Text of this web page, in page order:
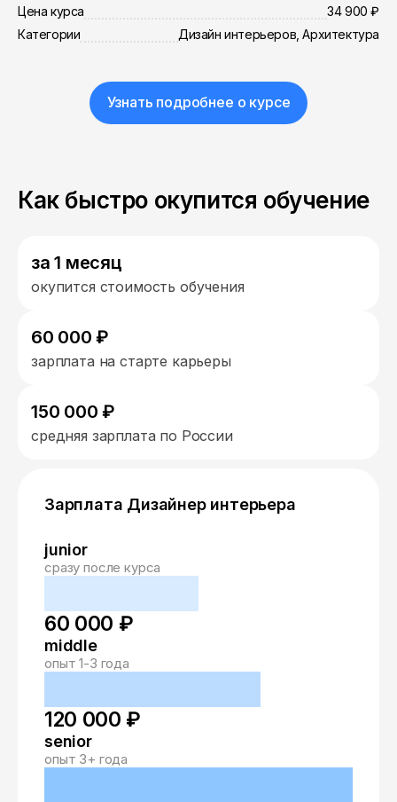
Цена курса
34 900 ₽
Категории
Дизайн интерьеров, Архитектура
Узнать подробнее о курсе
Как быстро окупится обучение
за 1 месяц
окупится стоимость обучения
60 000 ₽
зарплата на старте карьеры
150 000 ₽
средняя зарплата по России
Зарплата Дизайнер интерьера
junior
сразу после курса
60 000 ₽
middle
опыт 1-3 года
120 000 ₽
senior
опыт 3+ года